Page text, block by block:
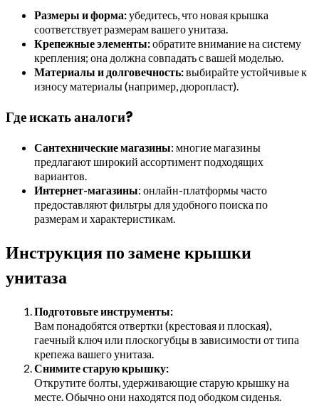
Размеры и форма:убедитесь, что новая крышка
соответствует размерам вашего унитаза.
Крепежные элементы:обратите внимание на систему
крепления; она должна совпадать с вашей моделью.
Материалы и долговечность:выбирайте устойчивые к
износу материалы (например, дюропласт).
Где искать аналоги?
Сантехнические магазины: многие магазины
предлагают широкий ассортимент подходящих
вариантов.
Интернет-магазины: онлайн-платформы часто
предоставляют фильтры для удобного поиска по
размерам и характеристикам.
Инструкция по замене крышки
унитаза
Подготовьте инструменты:
Вам понадобятся отвертки (крестовая и плоская),
гаечный ключ или плоскогубцы в зависимости от типа
крепежа вашего унитаза.
Снимите старую крышку:
Открутите болты, удерживающие старую крышку на
месте. Обычно они находятся под ободком сиденья.